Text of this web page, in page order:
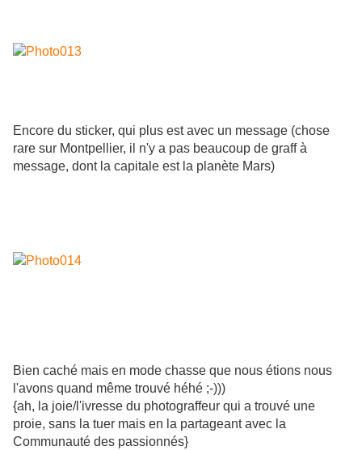
Encore du sticker, qui plus est avec un message (chose
rare sur Montpellier, il n'y a pas beaucoup de graff à
message, dont la capitale est la planète Mars)
Bien caché mais en mode chasse que nous étions nous
l'avons quand même trouvé héhé ;-)))
{ah, la joie/l'ivresse du photograffeur qui a trouvé une
proie, sans la tuer mais en la partageant avec la
Communauté des passionnés}